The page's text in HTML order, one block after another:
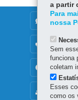
MAPA DO
DENUNCIE
OUVIDORIA
a partir
Para
nossa
Sem
funciona
coletam
Esses
como os